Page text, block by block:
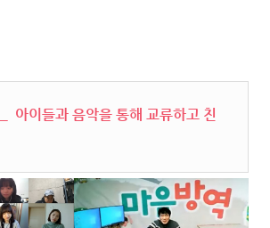
아이들과 음악을 통해 교류하고 친